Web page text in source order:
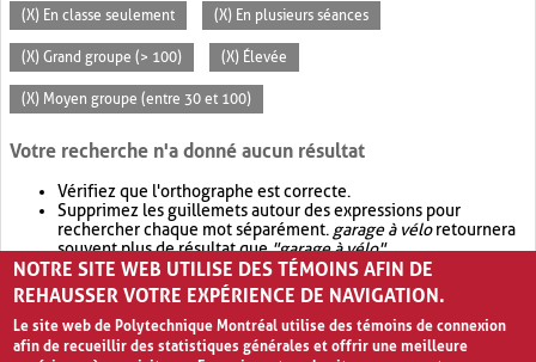
(X) En classe seulement (X) En plusieurs séances
(X) Grand groupe (> 100) (X) Élevée
(X) Moyen groupe (entre 30 et 100)
Votre recherche n'a donné aucun résultat
Vérifiez que l'orthographe est correcte.
Supprimez les guillemets autour des expressions pour
rechercher chaque mot séparément. garage à véloretournera
souvent plus de résultat que"garage à vélo".
Envisagez d'élargir votre recherche avec OR.garage OR vélo
retournera souvent plus de résultat quegarage à vélo
NOTRE SITE WEB UTILISE DES TÉMOINS AFIN DE
REHAUSSER VOTRE EXPÉRIENCE DE NAVIGATION.
Le site web de Polytechnique Montréal utilise des témoins de connexion
afin de recueillir des statistiques générales et offrir une meilleure